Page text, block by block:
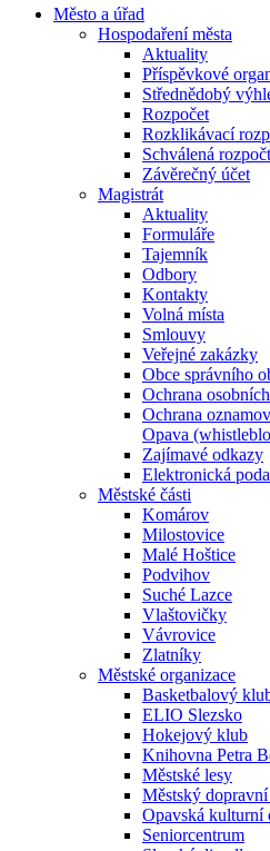
Město a úřad
Hospodaření města
Aktuality
Příspěvkové
Střednědobý
Rozpočet
Rozklikávací
Schválená
Závěrečný účet
Magistrát
Aktuality
Formuláře
Tajemník
Odbory
Kontakty
Volná místa
Smlouvy
Veřejné zakázky
Obce správního
Ochrana
Ochrana
Opava
Zajímavé odkazy
Elektronická
Městské části
Komárov
Milostovice
Malé Hoštice
Podvihov
Suché Lazce
Vlaštovičky
Vávrovice
Zlatníky
Městské organizace
Basketbalový
ELIO Slezsko
Hokejový klub
Knihovna Petra
Městské lesy
Městský
Opavská kulturní
Seniorcentrum